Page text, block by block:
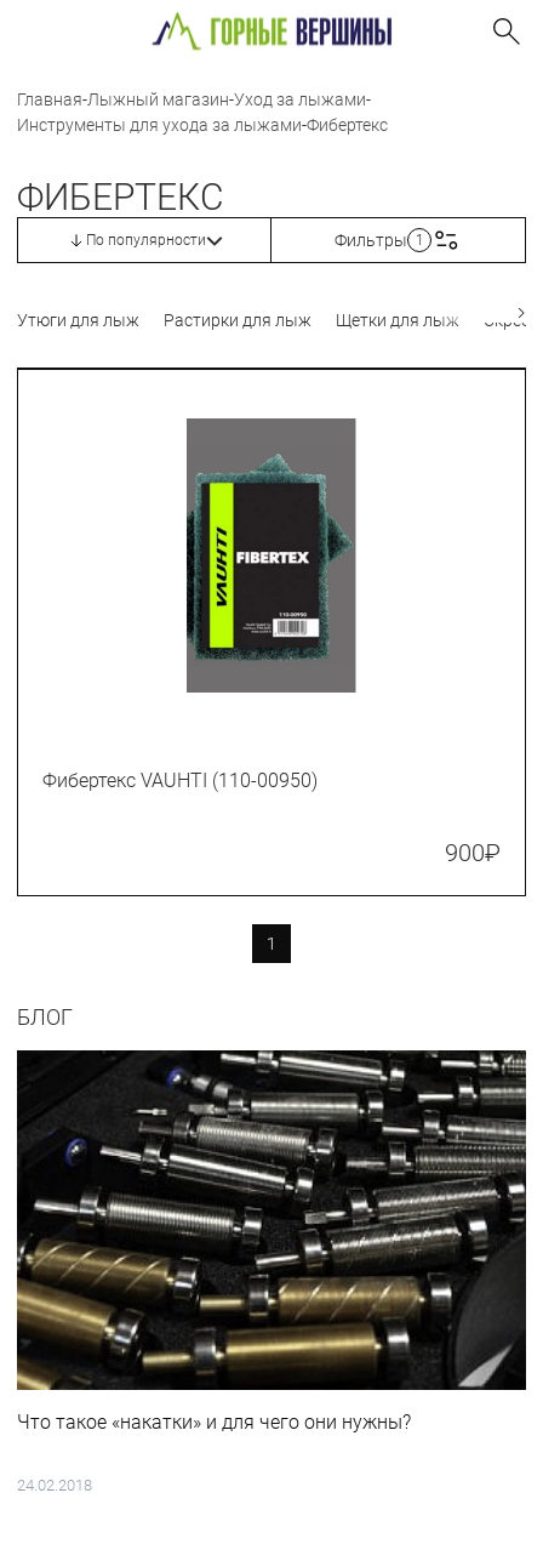
Главная-Лыжный магазин-Уход за лыжами-
Инструменты для ухода за лыжами-Фибертекс
ФИБЕРТЕКС
По популярности Фильтры 1
Утюги для лыж Растирки для лыж Щетки для лыж
Фибертекс VAUHTI (110-00950)
900₽
1
БЛОГ
Что такое «накатки» и для чего они нужны?
24.02.2018